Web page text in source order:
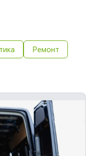
Ремонт